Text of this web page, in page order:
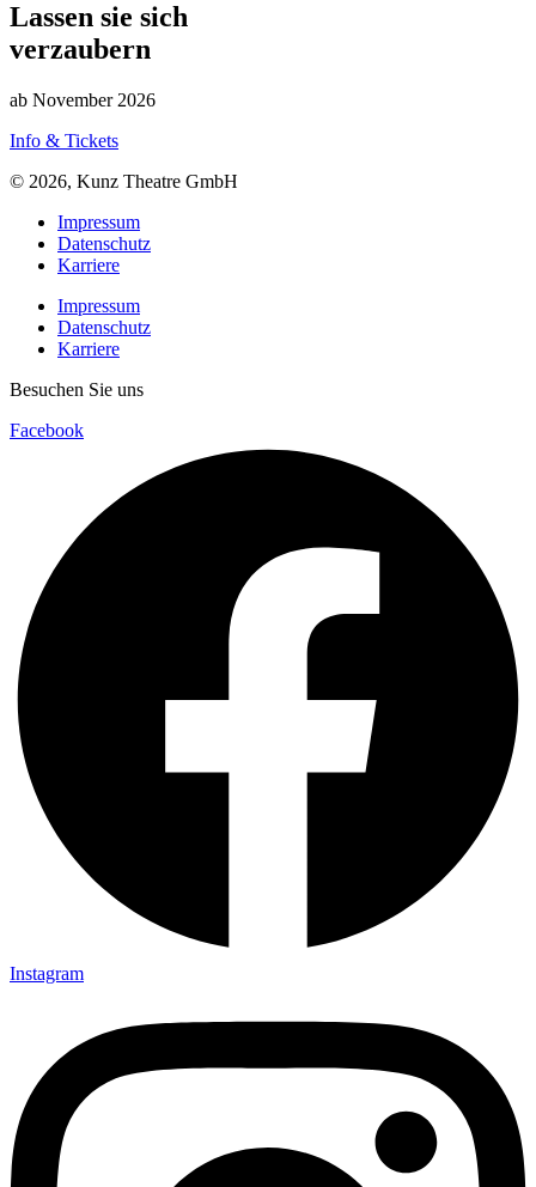
Lassen sie sich
verzaubern
ab November 2026
Info & Tickets
© 2026, Kunz Theatre GmbH
Impressum
Datenschutz
Karriere
Impressum
Datenschutz
Karriere
Besuchen Sie uns
Facebook
Instagram